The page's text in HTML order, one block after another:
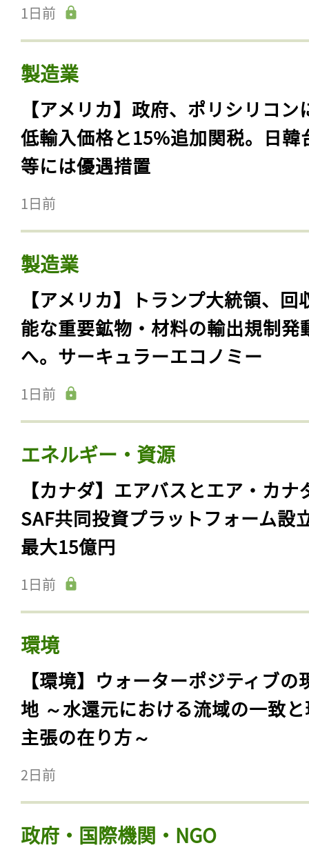
1日前
製造業
【アメリカ】政府、ポリシリコン
低輸入価格と15%追加関税。日韓
等には優遇措置
1日前
製造業
【アメリカ】トランプ大統領、回
能な重要鉱物・材料の輸出規制発
へ。サーキュラーエコノミー
1日前
エネルギー・資源
【カナダ】エアバスとエア・カナ
SAF共同投資プラットフォーム設
最大15億円
1日前
環境
【環境】ウォーターポジティブの
地 ～水還元における流域の一致
主張の在り方～
2日前
政府・国際機関・NGO